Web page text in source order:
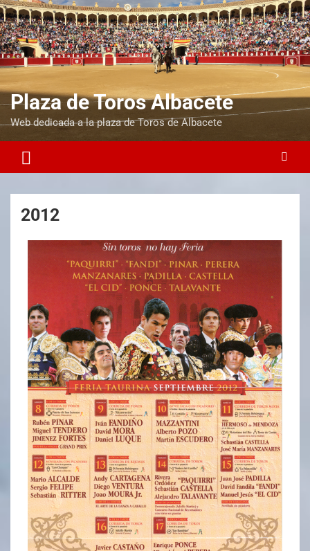
Plaza de Toros Albacete
Web dedicada a la plaza de Toros de Albacete
2012